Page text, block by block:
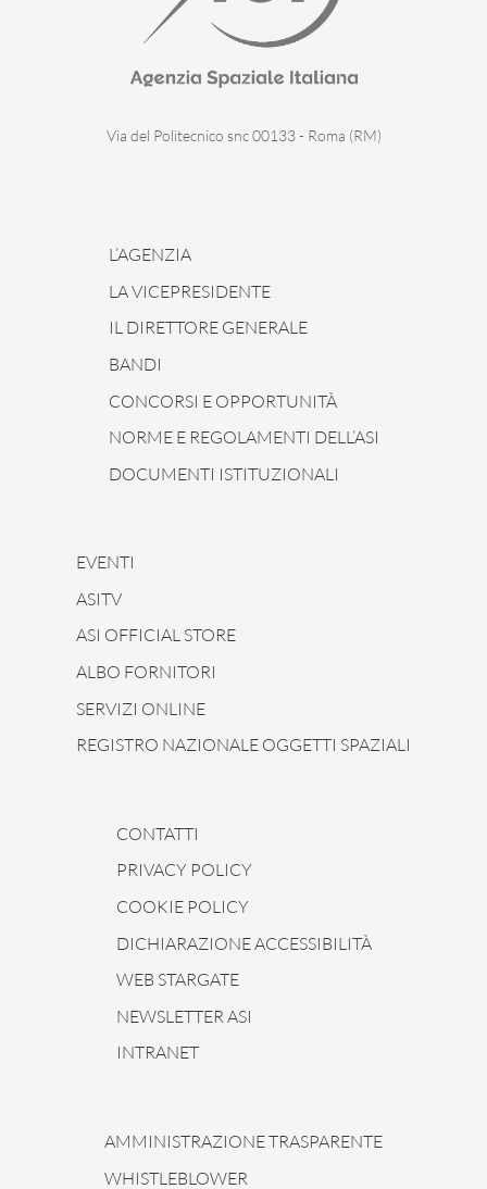
Via del Politecnico snc 00133 - Roma (RM)
L’AGENZIA
LA VICEPRESIDENTE
IL DIRETTORE GENERALE
BANDI
CONCORSI E OPPORTUNITÀ
NORME E REGOLAMENTI DELL’ASI
DOCUMENTI ISTITUZIONALI
EVENTI
ASITV
ASI OFFICIAL STORE
ALBO FORNITORI
SERVIZI ONLINE
REGISTRO NAZIONALE OGGETTI SPAZIALI
CONTATTI
PRIVACY POLICY
COOKIE POLICY
DICHIARAZIONE ACCESSIBILITÀ
WEB STARGATE
NEWSLETTER ASI
INTRANET
AMMINISTRAZIONE TRASPARENTE
WHISTLEBLOWER